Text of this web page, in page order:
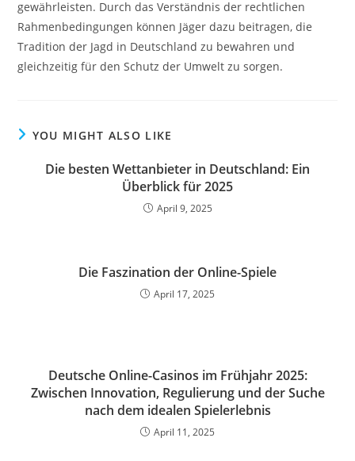
gewährleisten. Durch das Verständnis der rechtlichen
Rahmenbedingungen können Jäger dazu beitragen, die
Tradition der Jagd in Deutschland zu bewahren und
gleichzeitig für den Schutz der Umwelt zu sorgen.
YOU MIGHT ALSO LIKE
Die besten Wettanbieter in Deutschland: Ein
Überblick für 2025
April 9, 2025
Die Faszination der Online-Spiele
April 17, 2025
Deutsche Online-Casinos im Frühjahr 2025:
Zwischen Innovation, Regulierung und der Suche
nach dem idealen Spielerlebnis
April 11, 2025